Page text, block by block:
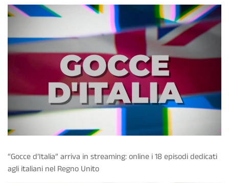
“Gocce d’Italia” arriva in streaming: online i 18 episodi dedicati
agli italiani nel Regno Unito